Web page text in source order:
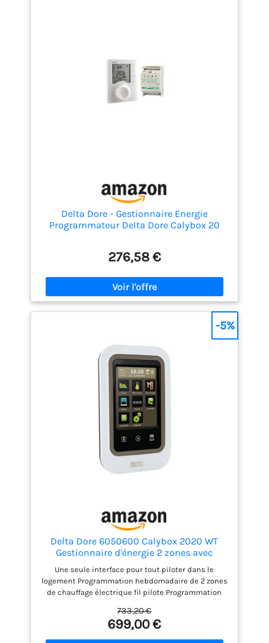
Delta Dore - Gestionnaire Energie
Programmateur Delta Dore Calybox 20
276,58 €
Delta Dore 6050600 Calybox 2020 WT
Gestionnaire d'énergie 2 zones avec
indicateur de consommations toutes
énergies
Une seule interface pour tout piloter dans le
logement Programmation hebdomadaire de 2 zones
de chauffage électrique fil pilote Programmation
Affichage en ambiance des consommations par
usage du logement (chauffage, ecs, prises)
Régulation et programmation hebdomadaire d’un
733,20 €
699,00 €
-5%